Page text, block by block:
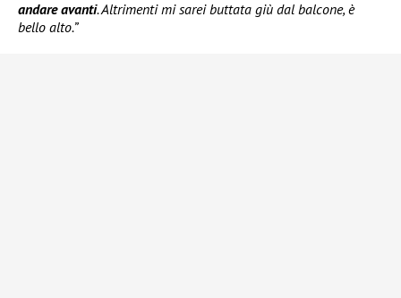
andare avanti. Altrimenti mi sarei buttata giù dal balcone, è
bello alto.”